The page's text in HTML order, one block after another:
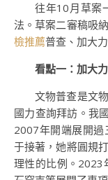
往年10月草案
法。草案二審稿吸
檢推薦普查、加大
看點一：加大
文物普查是文
國力查詢拜訪。我
2007年開端展開過
于接著，她將圓規
理性的比例。2023